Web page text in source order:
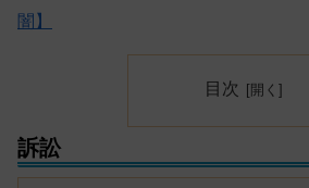
闇】
目次
訴訟